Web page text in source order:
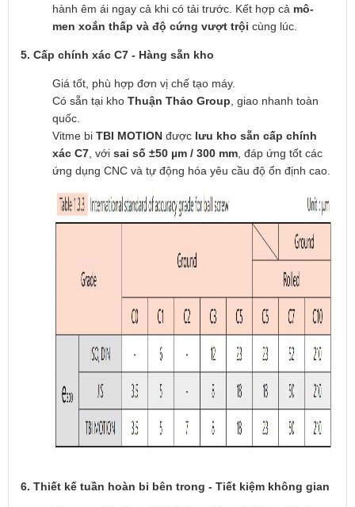
hành êm ái ngay cả khi có tải trước. Kết hợp cả mô-
men xoắn thấp và độ cứng vượt trội cùng lúc.
5. Cấp chính xác C7 - Hàng sẵn kho
Giá tốt, phù hợp đơn vị chế tạo máy.
Có sẵn tại kho Thuận Thảo Group , giao nhanh toàn
quốc.
Vitme bi TBI MOTION được lưu kho sẵn cấp chính
xác C7 , với sai số ±50 µm / 300 mm , đáp ứng tốt các
ứng dụng CNC và tự động hóa yêu cầu độ ổn định cao.
6. Thiết kế tuần hoàn bi bên trong - Tiết kiệm không gian